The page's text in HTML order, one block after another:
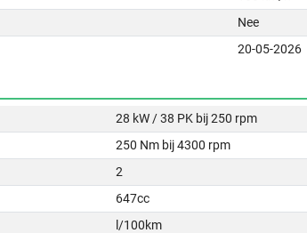
Nee
20-05-2026
28 kW / 38 PK bij 250 rpm
250 Nm bij 4300 rpm
2
647cc
l/100km